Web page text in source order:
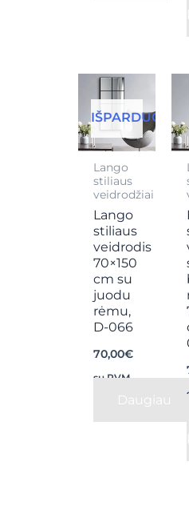
IŠPARDUOTA
Lango
stiliaus
veidrodžiai
Lango
stiliaus
veidrodis
70×150
cm su
juodu
rėmu,
D-066
70,00€
su PVM
Daugiau